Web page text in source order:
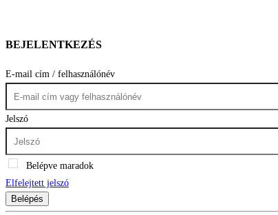
BEJELENTKEZÉS
E-mail cím / felhasználónév
Jelszó
Belépve maradok
Elfelejtett jelszó
Belépés